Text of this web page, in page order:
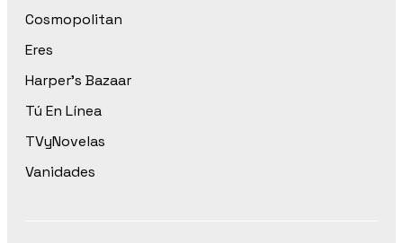
Cosmopolitan
Eres
Harper’s Bazaar
Tú En Línea
TVyNovelas
Vanidades